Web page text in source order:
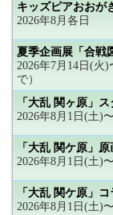
キッズピアおおが
2026年8月各日
夏季企画展「合戦
2026年7月14日(火)
で）
「大乱 関ヶ原」
2026年8月1日(土)
「大乱 関ケ原」
2026年8月1日(土)
「大乱 関ケ原」
2026年8月1日(土)